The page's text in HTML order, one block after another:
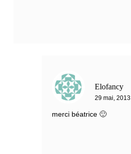
Elofancy
29 mai, 2013
merci béatrice 🙂